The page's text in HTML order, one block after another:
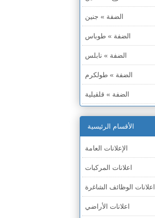
الضفة » جنين
الضفة » طوباس
الضفة » نابلس
الضفة » طولكرم
الضفة » قلقيلية
الضفة » رام الله والبيره
الضفة » أريحا
الضفة » الخليل
الضفة » بيت لحم
قطاع غزة
الأقسام الرئيسية
الإعلانات العامة
اعلانات المركبات
اعلانات الوظائف الشاغرة
اعلانات الأراضي